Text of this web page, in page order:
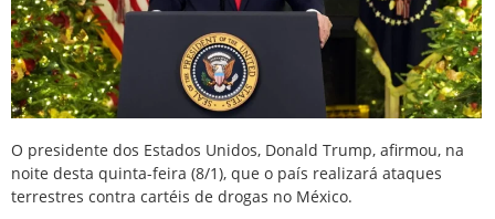
O presidente dos Estados Unidos, Donald Trump, afirmou, na
noite desta quinta-feira (8/1), que o país realizará ataques
terrestres contra cartéis de drogas no México.